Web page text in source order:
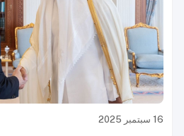
16 سبتمبر 2025